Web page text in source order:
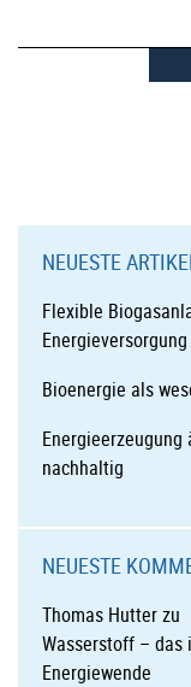
NEUESTE ARTIKEL
Flexible
Bioenergie als
Energieerzeugung
nachhaltig
NEUESTE
Thomas Hutterzu
Wasserstoff – das
Energiewende